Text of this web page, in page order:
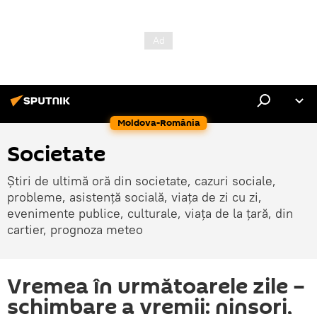
Moldova-România
Societate
Știri de ultimă oră din societate, cazuri sociale,
probleme, asistență socială, viața de zi cu zi,
evenimente publice, culturale, viața de la țară, din
cartier, prognoza meteo
Vremea în următoarele zile –
schimbare a vremii: ninsori,